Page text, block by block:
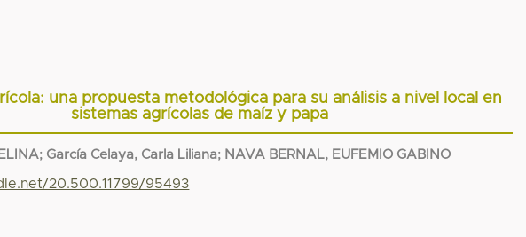
una propuesta metodológica para su análisis a nivel local en
sistemas agrícolas de maíz y papa
; García Celaya, Carla Liliana; NAVA BERNAL, EUFEMIO GABINO
20.500.11799/95493